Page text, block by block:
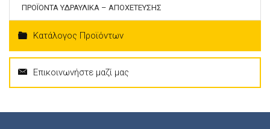
ΠΡΟΪΟΝΤΑ ΥΔΡΑΥΛΙΚΑ – ΑΠΟΧΕΤΕΥΣΗΣ
Κατάλογος Προϊόντων
Επικοινωνήστε μαζί μας